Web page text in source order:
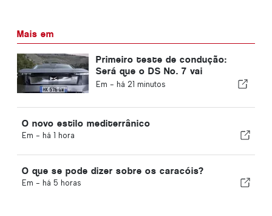
Mais em
Primeiro teste de condução:
Será que o DS No. 7 vai
revolucionar o segmento dos
Em - há 21 minutos
O novo estilo mediterrânico
Em - há 1 hora
O que se pode dizer sobre os caracóis?
Em - há 5 horas